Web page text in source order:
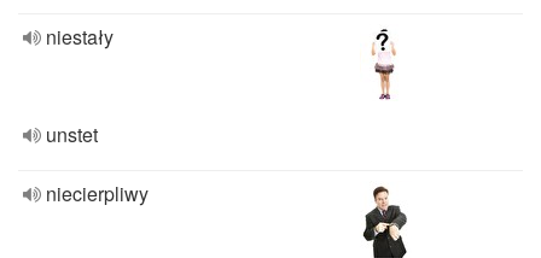
niestały
unstet
niecierpliwy